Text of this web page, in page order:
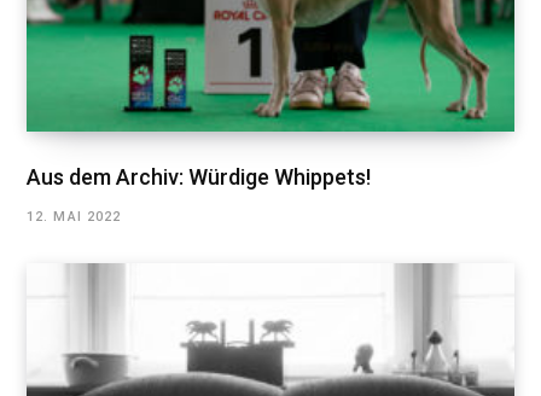
Aus dem Archiv: Würdige Whippets!
12. MAI 2022